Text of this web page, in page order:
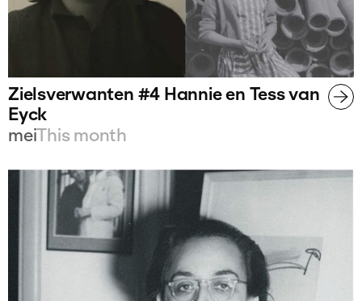
Zielsverwanten #4 Hannie en Tess van
Eyck
meiThis month